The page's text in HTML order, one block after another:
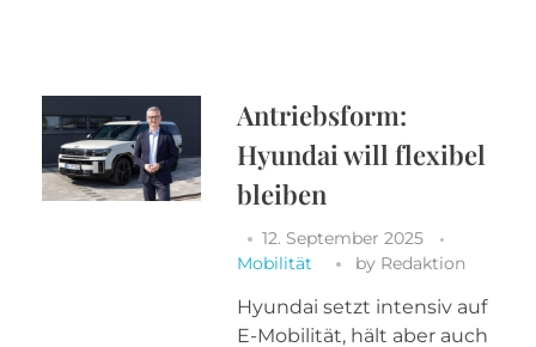
Antriebsform:
Hyundai will flexibel
bleiben
12. September 2025
Mobilität
by Redaktion
Hyundai setzt intensiv auf
E-Mobilität, hält aber auch